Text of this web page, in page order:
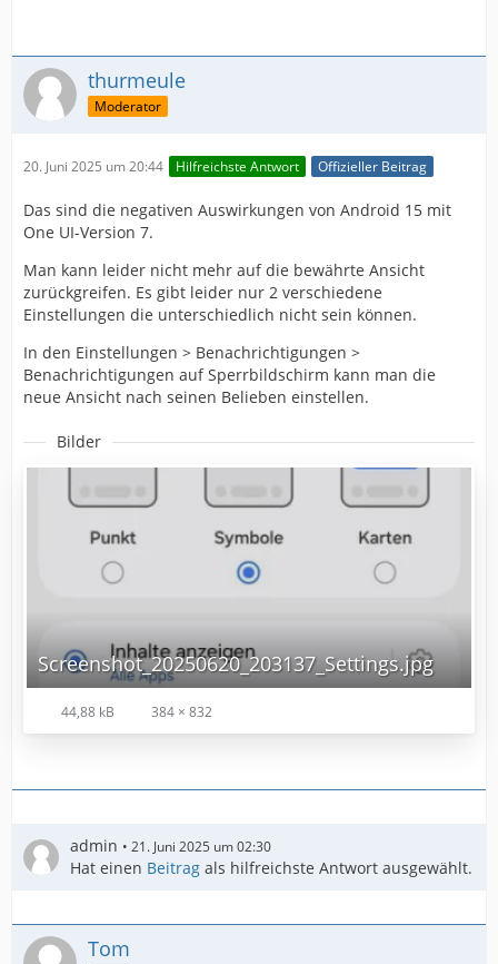
thurmeule
Moderator
20. Juni 2025 um 20:44 Hilfreichste Antwort Offizieller Beitrag
Das sind die negativen Auswirkungen von Android 15 mit
One UI-Version 7.
Man kann leider nicht mehr auf die bewährte Ansicht
zurückgreifen. Es gibt leider nur 2 verschiedene
Einstellungen die unterschiedlich nicht sein können.
In den Einstellungen > Benachrichtigungen >
Benachrichtigungen auf Sperrbildschirm kann man die
neue Ansicht nach seinen Belieben einstellen.
Bilder
Screenshot_20250620_203137_Settings.jpg
44,88 kB 384 × 832
admin 21. Juni 2025 um 02:30
Hat einen Beitrag als hilfreichste Antwort ausgewählt.
Tom